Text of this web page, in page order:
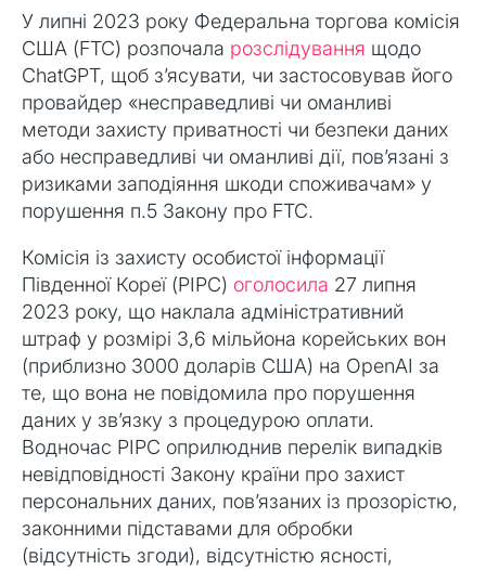
У липні 2023 року Федеральна торгова комісія
США (FTC) розпочала розслідування щодо
ChatGPT, щоб з’ясувати, чи застосовував його
провайдер «несправедливі чи оманливі
методи захисту приватності чи безпеки даних
або несправедливі чи оманливі дії, пов’язані з
ризиками заподіяння шкоди споживачам» у
порушення п.5 Закону про FTC.
Комісія із захисту особистої інформації
Південної Кореї (PIPC) оголосила 27 липня
2023 року, що наклала адміністративний
штраф у розмірі 3,6 мільйона корейських вон
(приблизно 3000 доларів США) на OpenAI за
те, що вона не повідомила про порушення
даних у зв’язку з процедурою оплати.
Водночас PIPC оприлюднив перелік випадків
невідповідності Закону країни про захист
персональних даних, пов’язаних із прозорістю,
законними підставами для обробки
(відсутність згоди), відсутністю ясності,